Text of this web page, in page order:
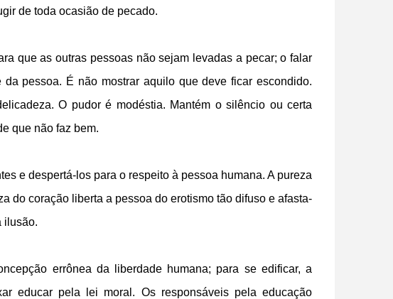
de toda ocasião de pecado.
que as outras pessoas não sejam levadas a pecar; o falar
pessoa. É não mostrar aquilo que deve ficar escondido.
O pudor é modéstia. Mantém o silêncio ou certa
que não faz bem.
e despertá-los para o respeito à pessoa humana. A pureza
do coração liberta a pessoa do erotismo tão difuso e afasta-
ilusão.
errônea da liberdade humana; para se edificar, a
educar pela lei moral. Os responsáveis pela educação